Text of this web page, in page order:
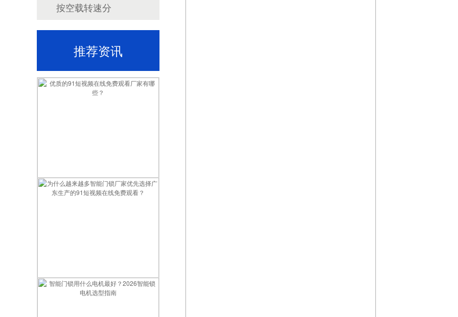
按空载转速分
推荐资讯
优质的91短视频在线免费观看厂家有哪些？
为什么越来越多智能门锁厂家优先选择广东生产的91短视频在线免费观看？